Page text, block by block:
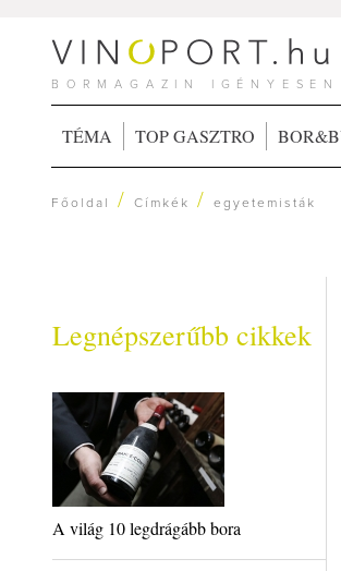
BORMAGAZIN IGÉNYESEN
TÉMA TOP GASZTRO
Főoldal /Címkék /egyetemisták
Legnépszerűbb cikkek
A világ 10 legdrágább bora